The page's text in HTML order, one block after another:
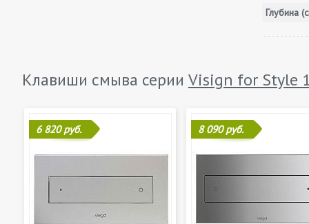
Глубина
Клавиши смыва серии Visign for Style
6 820 руб. 8 090 руб.